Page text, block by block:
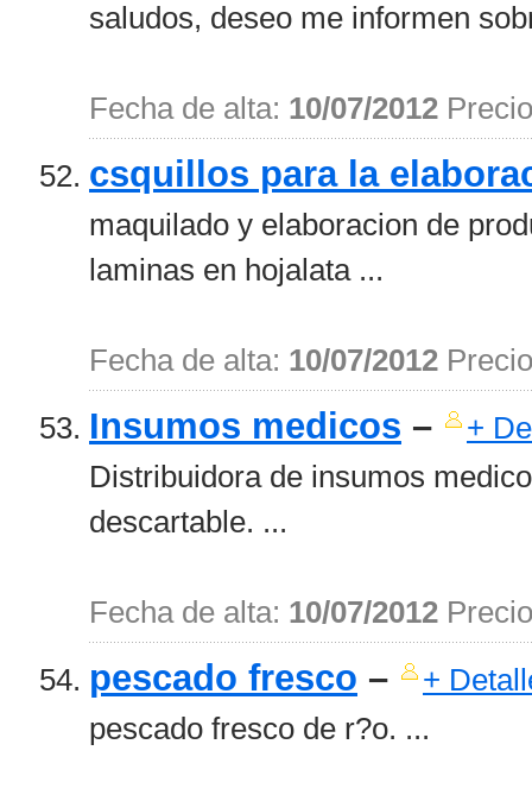
saludos, deseo me informen
Fecha de alta: 10/07/2012
csquillos para la
maquilado y elaboracion de
laminas en hojalata ...
Fecha de alta: 10/07/2012
Insumos medicos – +
Distribuidora de insumos
descartable. ...
Fecha de alta: 10/07/2012
pescado fresco – +
pescado fresco de r?o. ...